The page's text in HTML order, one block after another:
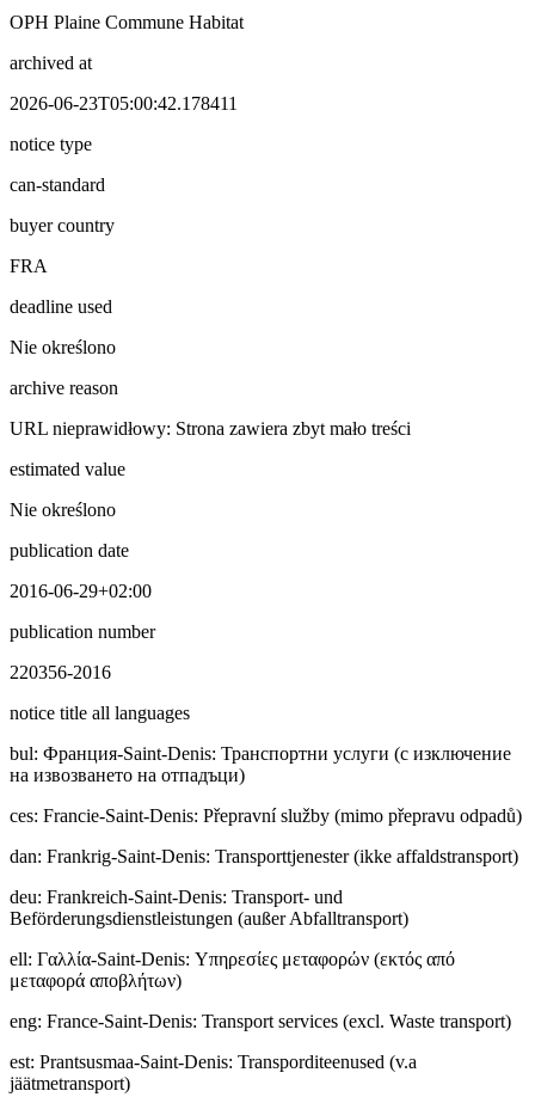
OPH Plaine Commune Habitat
archived at
2026-06-23T05:00:42.178411
notice type
can-standard
buyer country
FRA
deadline used
Nie określono
archive reason
URL nieprawidłowy: Strona zawiera zbyt mało treści
estimated value
Nie określono
publication date
2016-06-29+02:00
publication number
220356-2016
notice title all languages
bul: Фpaнция-Saint-Denis: Транспортни услуги (с изключение
на извозването на отпадъци)
ces: Francie-Saint-Denis: Přepravní služby (mimo přepravu odpadů)
dan: Frankrig-Saint-Denis: Transporttjenester (ikke affaldstransport)
deu: Frankreich-Saint-Denis: Transport- und
Beförderungsdienstleistungen (außer Abfalltransport)
ell: Γαλλία-Saint-Denis: Υπηρεσίες μεταφορών (εκτός από
μεταφορά αποβλήτων)
eng: France-Saint-Denis: Transport services (excl. Waste transport)
est: Prantsusmaa-Saint-Denis: Transporditeenused (v.a
jäätmetransport)